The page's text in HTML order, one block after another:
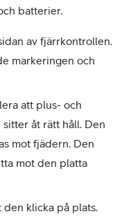
batterier.
av fjärrkontrollen.
markeringen och
att plus- och
åt rätt håll. Den
mot fjädern. Den
mot den platta
klicka på plats.